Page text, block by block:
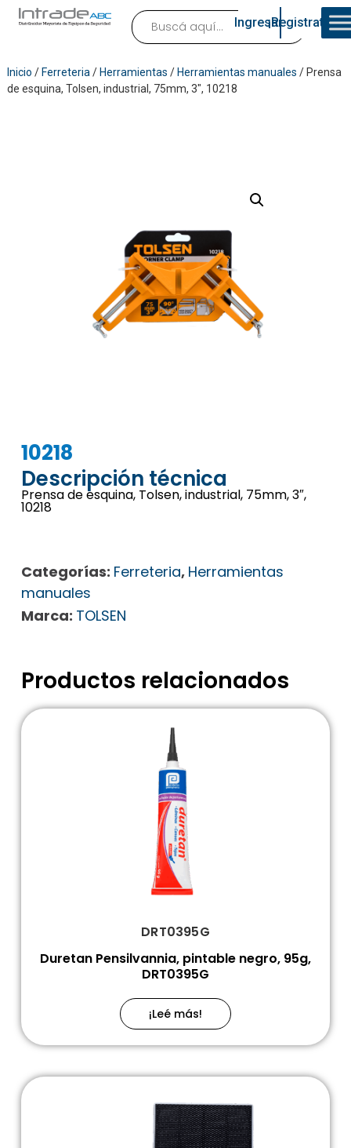
Ingresar¡Registrate!
Inicio / Ferreteria / Herramientas / Herramientas manuales / Prensa
de esquina, Tolsen, industrial, 75mm, 3″, 10218
10218
Descripción técnica
Prensa de esquina, Tolsen, industrial, 75mm, 3″,
10218
Categorías: Ferreteria, Herramientas
manuales
Marca: TOLSEN
Productos relacionados
DRT0395G
Duretan Pensilvannia, pintable negro, 95g,
DRT0395G
¡Leé más!